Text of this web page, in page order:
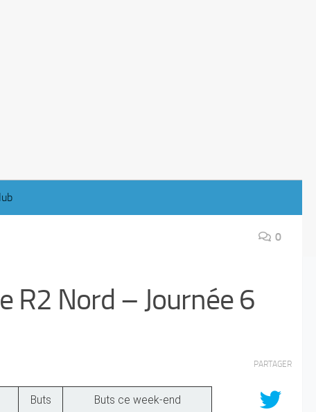
0
R2 Nord – Journée 6
Buts Buts ce week-end
PARTAGER